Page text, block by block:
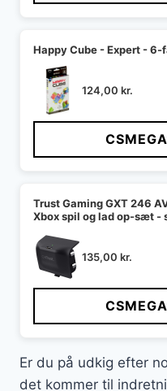
Happy Cube - Expert -
124,00 kr.
Trust Gaming GXT 246
Xbox spil og lad op-sæt -
135,00 kr.
Er du på udkig efter
det kommer til